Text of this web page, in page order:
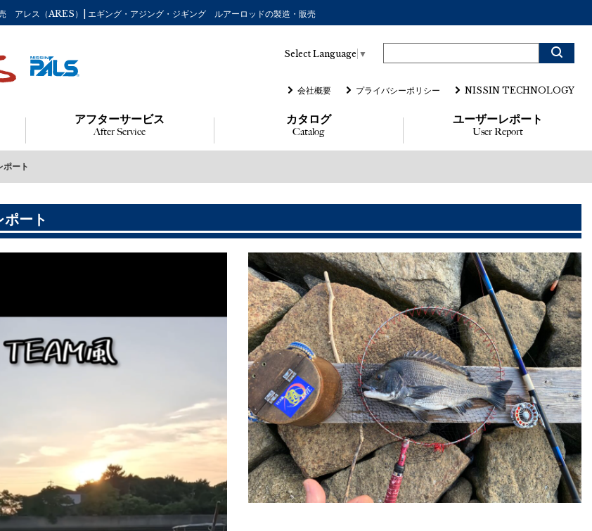
アレス（ARES）| エギング・アジング・ジギング ルアーロッドの製造・販売
Select Language ▼
会社概要 プライバシーポリシー NISSIN TECHNOLOGY
アフターサービス
After Service
カタログ
Catalog
ユーザーレポート
User Report
ート
ート